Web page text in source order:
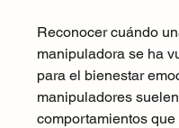
Reconocer cuándo
manipuladora se ha
para el bienestar
manipuladores
comportamientos